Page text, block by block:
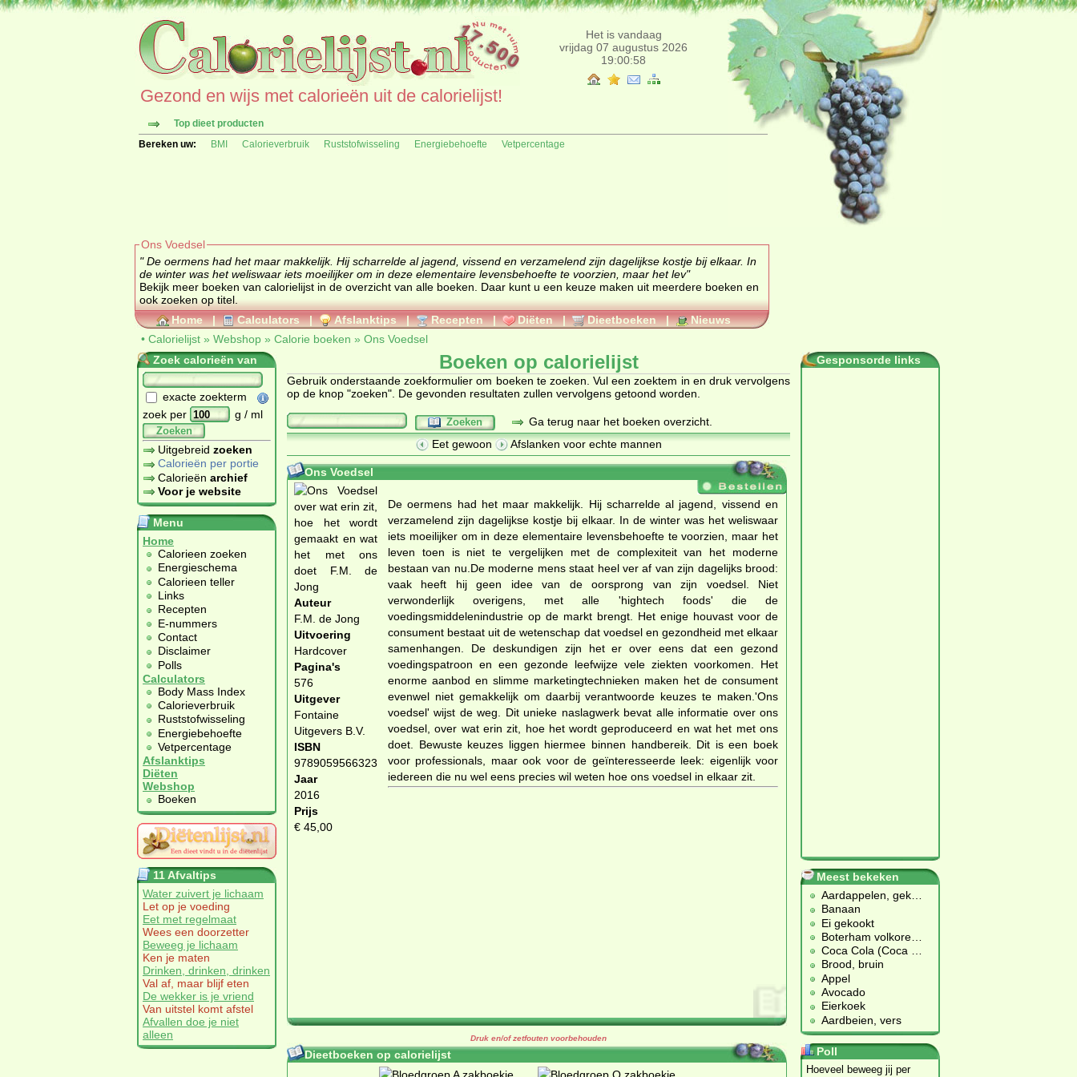
Het is vandaag
vrijdag 07 augustus 2026
19:00:58
Gezond en wijs met calorieën uit de calorielijst!
Top dieet producten
Bereken uw:
BMI Calorieverbruik Ruststofwisseling Energiebehoefte Vetpercentage
Ons Voedsel
" De oermens had het maar makkelijk. Hij scharrelde al jagend, vissend en verzamelend zijn dagelijkse kostje bij elkaar. In
de winter was het weliswaar iets moeilijker om in deze elementaire levensbehoefte te voorzien, maar het lev"
Bekijk meer boeken van calorielijst in de overzicht van alle boeken. Daar kunt u een keuze maken uit meerdere boeken en
ook zoeken op titel.
Home | Calculators | Afslanktips | Recepten | Diëten | Dieetboeken |
Nieuws
• Calorielijst » Webshop » Calorie boeken » Ons Voedsel
Zoek calorieën van
exacte zoekterm
zoek per
g / ml
Zoeken
Uitgebreid zoeken
Calorieën per portie
Calorieën archief
Voor je website
Menu
Home
Calorieen zoeken
Energieschema
Calorieen teller
Links
Recepten
E-nummers
Contact
Disclaimer
Polls
Calculators
Body Mass Index
Calorieverbruik
Ruststofwisseling
Energiebehoefte
Vetpercentage
Afslanktips
Diëten
Webshop
Boeken
11 Afvaltips
Water zuivert je lichaam
Let op je voeding
Eet met regelmaat
Wees een doorzetter
Beweeg je lichaam
Ken je maten
Drinken, drinken, drinken
Val af, maar blijf eten
De wekker is je vriend
Van uitstel komt afstel
Afvallen doe je niet
alleen
Boeken op calorielijst
Gebruik onderstaande zoekformulier om boeken te zoeken. Vul een zoektem in en druk vervolgens
op de knop "zoeken". De gevonden resultaten zullen vervolgens getoond worden.
Zoeken
Ga terug naar het boeken overzicht.
Eet gewoon
Afslanken voor echte mannen
Ons Voedsel
Auteur
F.M. de Jong
Uitvoering
Hardcover
Pagina's
576
Uitgever
Fontaine
Uitgevers B.V.
ISBN
9789059566323
Jaar
2016
Prijs
€ 45,00
De oermens had het maar makkelijk. Hij scharrelde al jagend, vissend en
verzamelend zijn dagelijkse kostje bij elkaar. In de winter was het weliswaar
iets moeilijker om in deze elementaire levensbehoefte te voorzien, maar het
leven toen is niet te vergelijken met de complexiteit van het moderne
bestaan van nu.De moderne mens staat heel ver af van zijn dagelijks brood:
vaak heeft hij geen idee van de oorsprong van zijn voedsel. Niet
verwonderlijk overigens, met alle 'hightech foods' die de
voedingsmiddelenindustrie op de markt brengt. Het enige houvast voor de
consument bestaat uit de wetenschap dat voedsel en gezondheid met elkaar
samenhangen. De deskundigen zijn het er over eens dat een gezond
voedingspatroon en een gezonde leefwijze vele ziekten voorkomen. Het
enorme aanbod en slimme marketingtechnieken maken het de consument
evenwel niet gemakkelijk om daarbij verantwoorde keuzes te maken.'Ons
voedsel' wijst de weg. Dit unieke naslagwerk bevat alle informatie over ons
voedsel, over wat erin zit, hoe het wordt geproduceerd en wat het met ons
doet. Bewuste keuzes liggen hiermee binnen handbereik. Dit is een boek
voor professionals, maar ook voor de geïnteresseerde leek: eigenlijk voor
iedereen die nu wel eens precies wil weten hoe ons voedsel in elkaar zit.
Druk en/of zetfouten voorbehouden
Dieetboeken op calorielijst
Gesponsorde links
Meest bekeken
Aardappelen, gek
Banaan
Ei gekookt
Boterham volkore
Coca Cola (Coca
Brood, bruin
Appel
Avocado
Eierkoek
Aardbeien, vers
Poll
Hoeveel beweeg jij per